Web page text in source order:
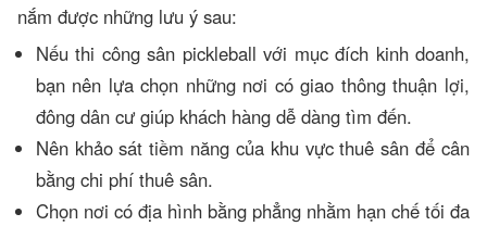
nắm được những lưu ý sau:
Nếu thi công sân pickleball với mục đích kinh doanh,
bạn nên lựa chọn những nơi có giao thông thuận lợi,
đông dân cư giúp khách hàng dễ dàng tìm đến.
Nên khảo sát tiềm năng của khu vực thuê sân để cân
bằng chi phí thuê sân.
Chọn nơi có địa hình bằng phẳng nhằm hạn chế tối đa